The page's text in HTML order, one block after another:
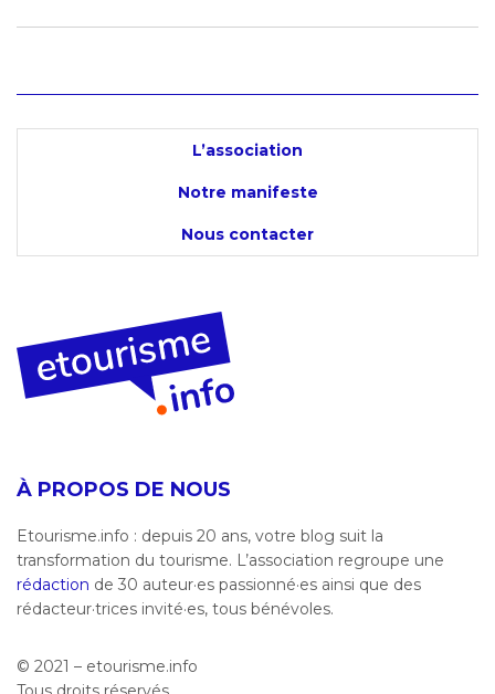
L’association
Notre manifeste
Nous contacter
À PROPOS DE NOUS
Etourisme.info : depuis 20 ans, votre blog suit la
transformation du tourisme. L’association regroupe une
rédaction de 30 auteur·es passionné·es ainsi que des
rédacteur·trices invité·es, tous bénévoles.
© 2021 – etourisme.info